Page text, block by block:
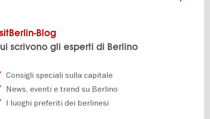
Blog
scrivono gli esperti di Berlino
Consigli speciali sulla capitale
News, eventi e trend su Berlino
I luoghi preferiti dei berlinesi